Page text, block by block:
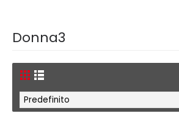
Donna3